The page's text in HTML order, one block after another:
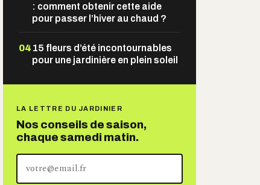
: comment obtenir cette aide
pour passer l’hiver au chaud ?
04 15 fleurs d’été incontournables
pour une jardinière en plein soleil
LA LETTRE DU JARDINIER
Nos conseils de saison,
chaque samedi matin.
adresse